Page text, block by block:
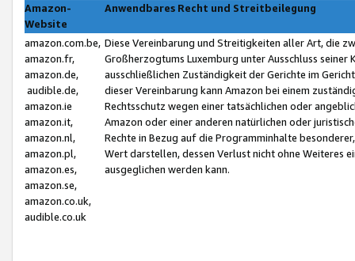
Amazon-
Website
Anwendbares Recht und Streitbeilegung
amazon.com.be,
amazon.fr,
amazon.de,
audible.de,
amazon.ie
amazon.it,
amazon.nl,
amazon.pl,
amazon.es,
amazon.se,
amazon.co.uk,
audible.co.uk
Diese Vereinbarung und Streitigkeiten aller Art, die
Großherzogtums Luxemburg unter Ausschluss
ausschließlichen Zuständigkeit der Gerichte im
dieser Vereinbarung kann Amazon bei einem
Rechtsschutz wegen einer tatsächlichen oder
Amazon oder einer anderen natürlichen oder
Rechte in Bezug auf die Programminhalte
Wert darstellen, dessen Verlust nicht ohne Weiteres
ausgeglichen werden kann.